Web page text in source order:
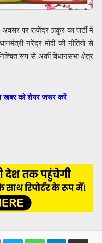
पर राजेंद्र ठाकुर का पार्टी में
नरेंद्र मोदी की नीतियों से
रूप से अर्की विधानसभा क्षेत्र
खबर को शेयर जरूर करें
Reddit Skype WhatsAppTelegramShare via